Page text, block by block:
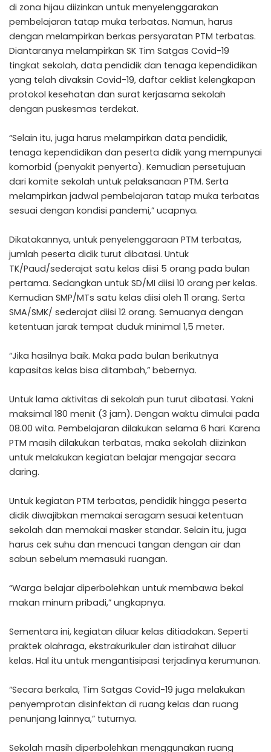
di zona hijau diizinkan untuk menyelenggarakan
pembelajaran tatap muka terbatas. Namun, harus
dengan melampirkan berkas persyaratan PTM terbatas.
Diantaranya melampirkan SK Tim Satgas Covid-19
tingkat sekolah, data pendidik dan tenaga kependidikan
yang telah divaksin Covid-19, daftar ceklist kelengkapan
protokol kesehatan dan surat kerjasama sekolah
dengan puskesmas terdekat.
“Selain itu, juga harus melampirkan data pendidik,
tenaga kependidikan dan peserta didik yang mempunyai
komorbid (penyakit penyerta). Kemudian persetujuan
dari komite sekolah untuk pelaksanaan PTM. Serta
melampirkan jadwal pembelajaran tatap muka terbatas
sesuai dengan kondisi pandemi,” ucapnya.
Dikatakannya, untuk penyelenggaraan PTM terbatas,
jumlah peserta didik turut dibatasi. Untuk
TK/Paud/sederajat satu kelas diisi 5 orang pada bulan
pertama. Sedangkan untuk SD/MI diisi 10 orang per kelas.
Kemudian SMP/MTs satu kelas diisi oleh 11 orang. Serta
SMA/SMK/ sederajat diisi 12 orang. Semuanya dengan
ketentuan jarak tempat duduk minimal 1,5 meter.
“Jika hasilnya baik. Maka pada bulan berikutnya
kapasitas kelas bisa ditambah,” bebernya.
Untuk lama aktivitas di sekolah pun turut dibatasi. Yakni
maksimal 180 menit (3 jam). Dengan waktu dimulai pada
08.00 wita. Pembelajaran dilakukan selama 6 hari. Karena
PTM masih dilakukan terbatas, maka sekolah diizinkan
untuk melakukan kegiatan belajar mengajar secara
daring.
Untuk kegiatan PTM terbatas, pendidik hingga peserta
didik diwajibkan memakai seragam sesuai ketentuan
sekolah dan memakai masker standar. Selain itu, juga
harus cek suhu dan mencuci tangan dengan air dan
sabun sebelum memasuki ruangan.
“Warga belajar diperbolehkan untuk membawa bekal
makan minum pribadi,” ungkapnya.
Sementara ini, kegiatan diluar kelas ditiadakan. Seperti
praktek olahraga, ekstrakurikuler dan istirahat diluar
kelas. Hal itu untuk mengantisipasi terjadinya kerumunan.
“Secara berkala, Tim Satgas Covid-19 juga melakukan
penyemprotan disinfektan di ruang kelas dan ruang
penunjang lainnya,” tuturnya.
Sekolah masih diperbolehkan menggunakan ruang